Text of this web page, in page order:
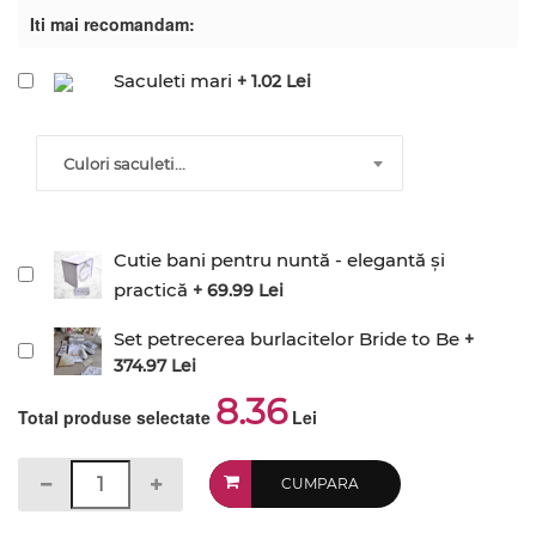
Iti mai recomandam:
Saculeti mari + 1.02 Lei
Culori saculeti...
Cutie bani pentru nuntă - elegantă și
practică + 69.99 Lei
Set petrecerea burlacitelor Bride to Be +
374.97 Lei
Total produse selectate 8.36Lei
CUMPARA